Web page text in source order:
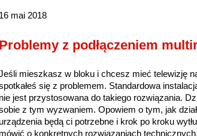
16 mai 2018
Problemy z podłączeniem
mieszkasz w bloku i chcesz mieć telewizję
się z problemem. Standardowa
nie jest przystosowana do takiego rozwiązania.
z tym wyzwaniem. Opowiem o tym, jak
urządzenia będą ci potrzebne i krok po kroku
mówić o konkretnych rozwiązaniach